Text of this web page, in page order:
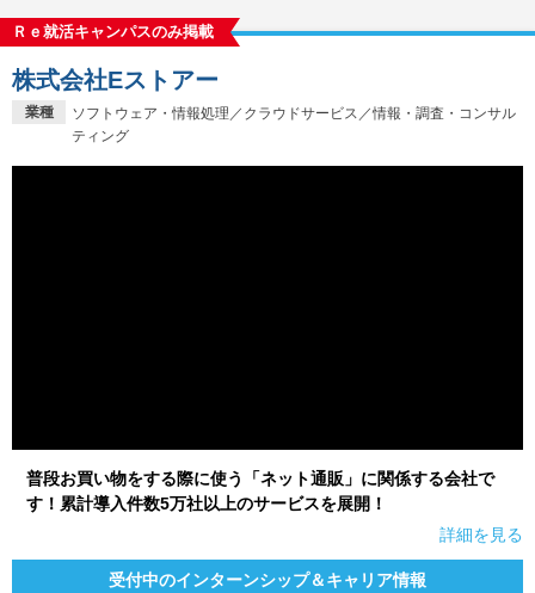
Ｒｅ就活キャンパスのみ掲載
業種
ソフトウェア・情報処理／クラウドサービス／情報・調査・コンサル
ティング
株式会社Eストアー
普段お買い物をする際に使う「ネット通販」に関係する会社で
す！累計導入件数5万社以上のサービスを展開！
詳細を見る
受付中のインターンシップ＆キャリア情報